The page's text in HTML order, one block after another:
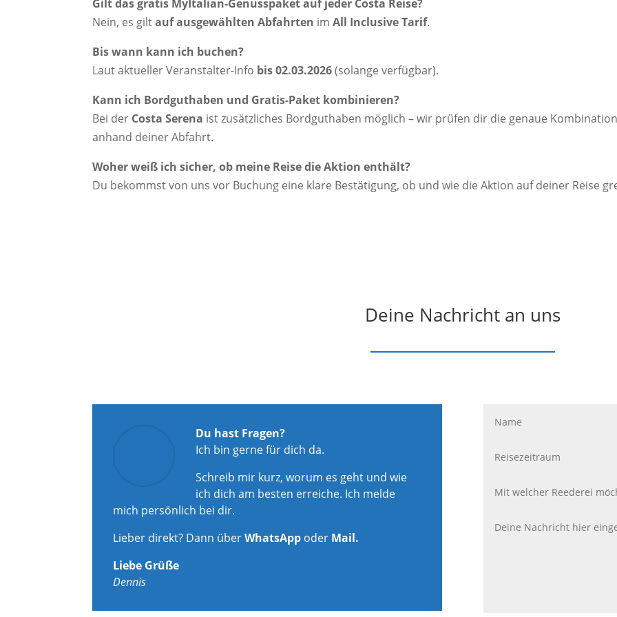
Gilt das gratis MyItalian-Genusspaket auf jeder Costa Reise?
Nein, es giltauf ausgewählten Abfahrten imAll Inclusive Tarif.
Bis wann kann ich buchen?
Laut aktueller Veranstalter-Info bis 02.03.2026(solange verfügbar).
Kann ich Bordguthaben und Gratis-Paket kombinieren?
Bei der Costa Serena ist zusätzliches Bordguthaben möglich – wir prüfen dir die genaue Kombination
anhand deiner Abfahrt.
Woher weiß ich sicher, ob meine Reise die Aktion enthält?
Du bekommst von uns vor Buchung eine klare Bestätigung, ob und wie die Aktion auf deiner Reise
Deine Nachricht an uns
Du hast Fragen?
Ich bin gerne für dich da.
Schreib mir kurz, worum es geht und wie
ich dich am besten erreiche. Ich melde
mich persönlich bei dir.
Lieber direkt? Dann überWhatsApp oder Mail.
Liebe Grüße
Dennis